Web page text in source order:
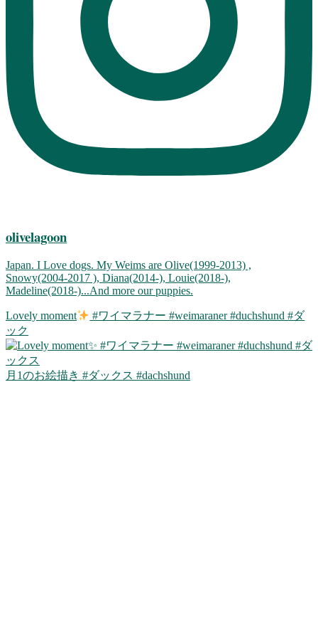
olivelagoon
Japan. I Love dogs. My Weims are Olive(1999-2013) ,
Snowy(2004-2017 ), Diana(2014-), Louie(2018-),
Madeline(2018-)...And more our puppies.
Lovely moment
#ワイマラナー #weimaraner #duchshund #ダ
ック
月1のお絵描き #ダックス #dachshund